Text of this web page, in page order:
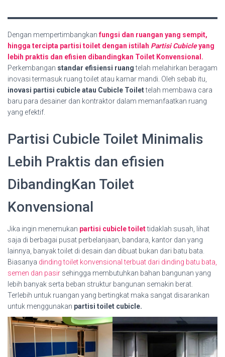
Dengan mempertimbangkanfungsi dan ruangan yang sempit,
hingga tercipta partisi toilet dengan istilah Partisi Cubicleyang
lebih praktis dan efisien dibandingkan Toilet Konvensional.
Perkembangan standar efisiensi ruangtelah melahirkan beragam
inovasi termasuk ruang toilet atau kamar mandi. Oleh sebab itu,
inovasi partisi cubicle atau Cubicle Toilettelah membawa cara
baru para desainer dan kontraktor dalam memanfaatkan ruang
yang efektif.
Partisi Cubicle Toilet Minimalis
Lebih Praktis dan efisien
DibandingKan Toilet
Konvensional
Jika ingin menemukan partisi cubicle toilettidaklah susah, lihat
saja di berbagai pusat perbelanjaan, bandara, kantor dan yang
lainnya, banyak toilet di desain dan dibuat bukan dari batu bata.
Biasanya dinding toilet konvensional terbuat dari dinding batu bata,
semen dan pasir sehingga membutuhkan bahan bangunan yang
lebih banyak serta beban struktur bangunan semakin berat.
Terlebih untuk ruangan yang bertingkat maka sangat disarankan
untuk menggunakan partisi toilet cubicle.